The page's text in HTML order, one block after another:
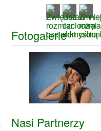
Fotogalerie
Nasi Partnerzy